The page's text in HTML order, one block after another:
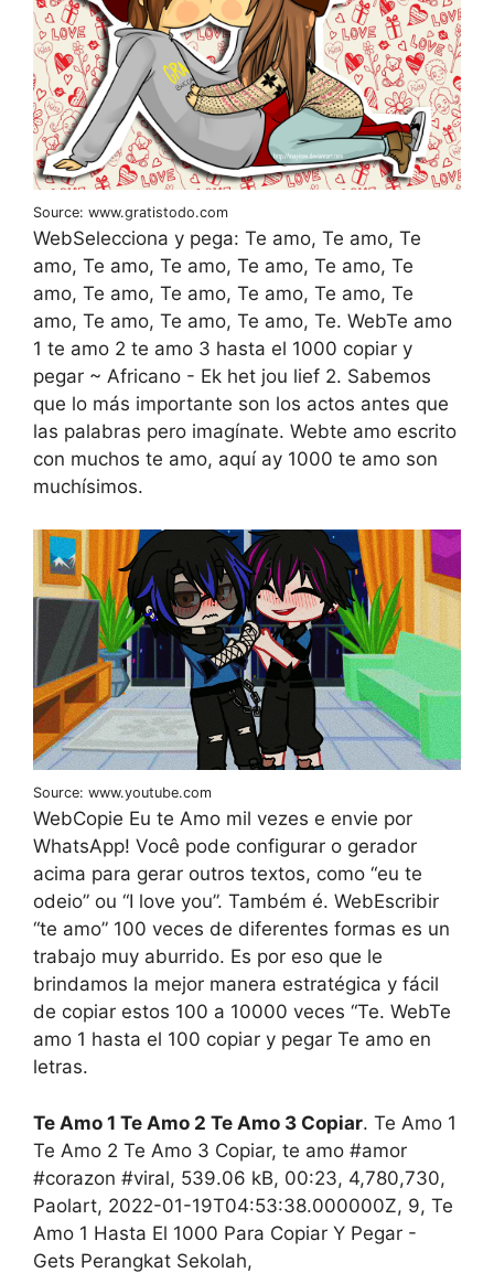
Source: www.gratistodo.com
WebSelecciona y pega: Te amo, Te amo, Te
amo, Te amo, Te amo, Te amo, Te amo, Te
amo, Te amo, Te amo, Te amo, Te amo, Te
amo, Te amo, Te amo, Te amo, Te. WebTe amo
1 te amo 2 te amo 3 hasta el 1000 copiar y
pegar ~ Africano - Ek het jou lief 2. Sabemos
que lo más importante son los actos antes que
las palabras pero imagínate. Webte amo escrito
con muchos te amo, aquí ay 1000 te amo son
muchísimos.
Source: www.youtube.com
WebCopie Eu te Amo mil vezes e envie por
WhatsApp! Você pode configurar o gerador
acima para gerar outros textos, como “eu te
odeio” ou “I love you”. Também é. WebEscribir
“te amo” 100 veces de diferentes formas es un
trabajo muy aburrido. Es por eso que le
brindamos la mejor manera estratégica y fácil
de copiar estos 100 a 10000 veces “Te. WebTe
amo 1 hasta el 100 copiar y pegar Te amo en
letras.
Te Amo 1 Te Amo 2 Te Amo 3 Copiar. Te Amo 1
Te Amo 2 Te Amo 3 Copiar, te amo #amor
#corazon #viral, 539.06 kB, 00:23, 4,780,730,
Paolart, 2022-01-19T04:53:38.000000Z, 9, Te
Amo 1 Hasta El 1000 Para Copiar Y Pegar -
Gets Perangkat Sekolah,